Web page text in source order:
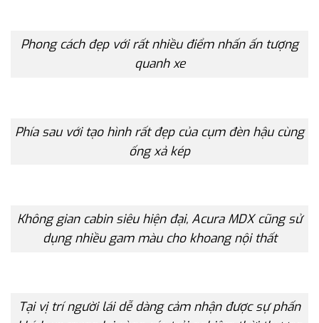
Phong cách đẹp với rất nhiều điểm nhấn ấn tượng
quanh xe
Phía sau với tạo hình rất đẹp của cụm đèn hậu cùng
ống xả kép
Không gian cabin siêu hiện đại, Acura MDX cũng sử
dụng nhiều gam màu cho khoang nội thất
Tại vị trí người lái dễ dàng cảm nhận được sự phấn